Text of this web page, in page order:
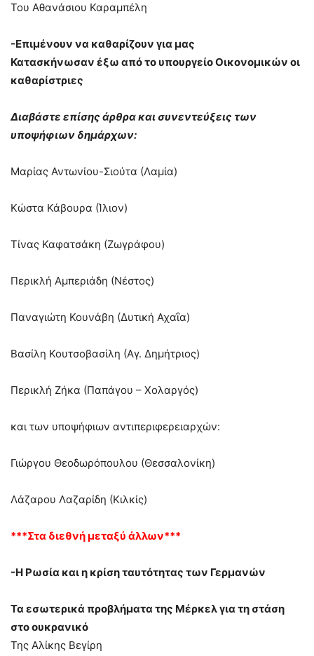
Του Αθανάσιου Καραμπέλη
-Επιμένουν να καθαρίζουν για μας
Κατασκήνωσαν έξω από το υπουργείο Οικονομικών οι
καθαρίστριες
Διαβάστε επίσης άρθρα και συνεντεύξεις των
υποψήφιων δημάρχων:
Μαρίας Αντωνίου-Σιούτα (Λαμία)
Κώστα Κάβουρα (Ίλιον)
Τίνας Καφατσάκη (Ζωγράφου)
Περικλή Αμπεριάδη (Νέστος)
Παναγιώτη Κουνάβη (Δυτική Αχαΐα)
Βασίλη Κουτσοβασίλη (Αγ. Δημήτριος)
Περικλή Ζήκα (Παπάγου – Χολαργός)
και των υποψήφιων αντιπεριφερειαρχών:
Γιώργου Θεοδωρόπουλου (Θεσσαλονίκη)
Λάζαρου Λαζαρίδη (Κιλκίς)
***Στα διεθνή μεταξύ άλλων***
-Η Ρωσία και η κρίση ταυτότητας των Γερμανών
Τα εσωτερικά προβλήματα της Μέρκελ για τη στάση
στο ουκρανικό
Της Αλίκης Βεγίρη